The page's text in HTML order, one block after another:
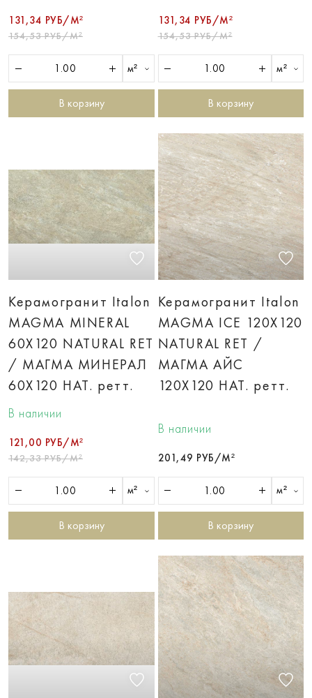
131,34 РУБ/М²
154,53 РУБ/М²
м²
В корзину
131,34 РУБ/М²
154,53 РУБ/М²
м²
В корзину
Керамогранит Italon
MAGMA MINERAL
60X120 NATURAL RET
/ МАГМА МИНЕРАЛ
60X120 НАТ. ретт.
В наличии
121,00 РУБ/М²
142,33 РУБ/М²
м²
В корзину
Керамогранит Italon
MAGMA ICE 120X120
NATURAL RET /
МАГМА АЙС
120X120 НАТ. ретт.
В наличии
201,49 РУБ/М²
м²
В корзину